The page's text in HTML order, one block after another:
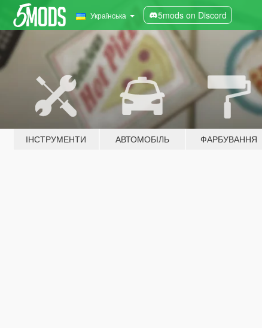
Українська 5mods on Discord
ІНСТРУМЕНТИ АВТОМОБІЛЬ ФАРБУВАННЯ